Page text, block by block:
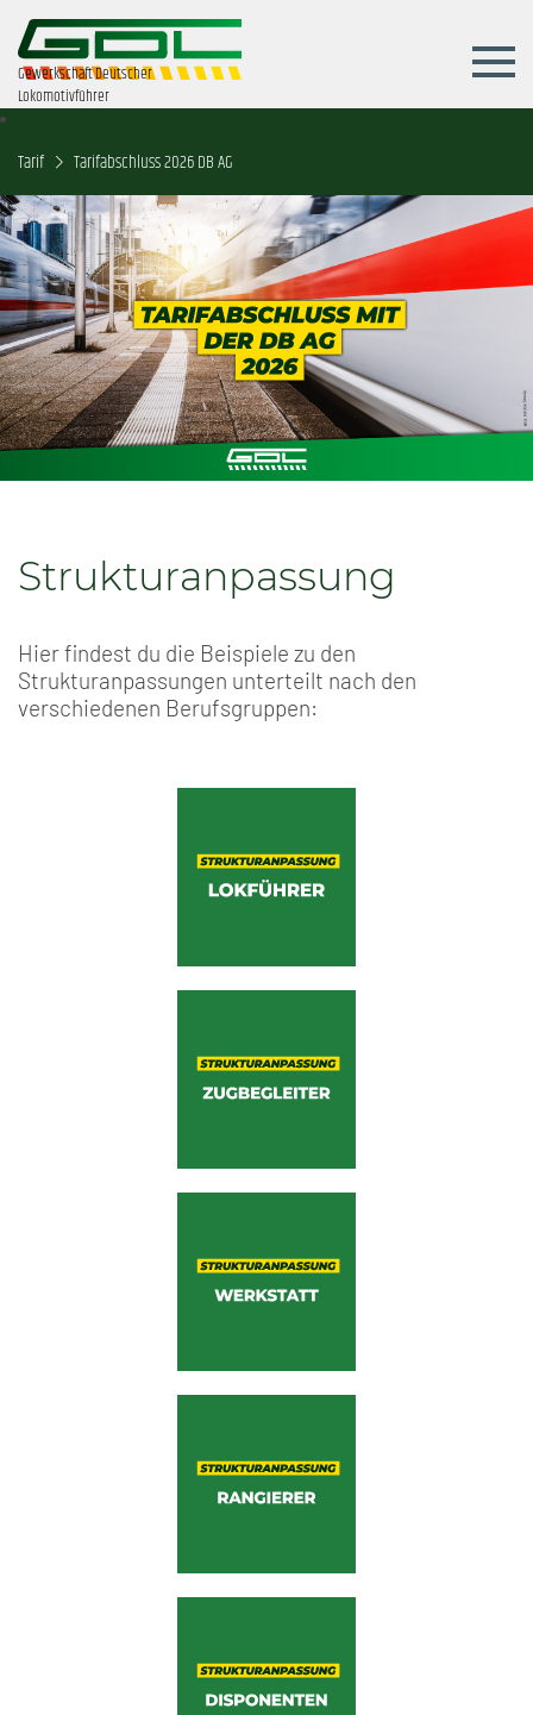
Gewerkschaft Deutscher
Lokomotivführer
Tarif Tarifabschluss 2026 DB AG
Strukturanpassung
Hier findest du die Beispiele zu den
Strukturanpassungen unterteilt nach den
verschiedenen Berufsgruppen: